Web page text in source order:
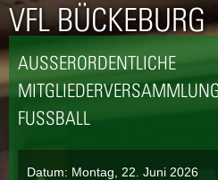
VFL BÜCKEBURG
AUSSERORDENTLICHE M
ITGLIEDERVERSAMMLUNG
USSBALL
Datum: Montag, 22. Juni 2026